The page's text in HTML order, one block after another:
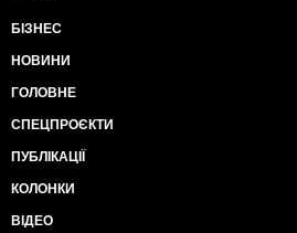
БІЗНЕС
НОВИНИ
ГОЛОВНЕ
СПЕЦПРОЄКТИ
ПУБЛІКАЦІЇ
КОЛОНКИ
ВІДЕО